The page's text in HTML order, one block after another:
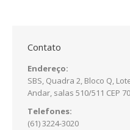
Contato
Endereço:
SBS, Quadra 2, Bloco Q,
Andar, salas 510/511 CEP
Telefones:
(61) 3224-3020